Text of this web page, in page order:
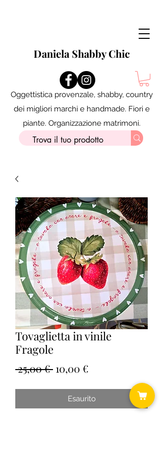
Daniela Shabby Chic
Oggettistica provenzale, shabby, country
dei migliori marchi e handmade. Fiori e
piante. Organizzazione matrimoni.
Tovaglietta in vinile
Fragole
25,00 € Prezzo
10,00 €
Esaurito